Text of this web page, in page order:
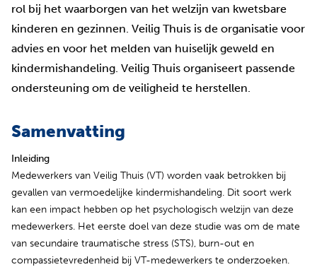
rol bij het waarborgen van het welzijn van kwetsbare
kinderen en gezinnen. Veilig Thuis is de organisatie voor
advies en voor het melden van huiselijk geweld en
kindermishandeling. Veilig Thuis organiseert passende
ondersteuning om de veiligheid te herstellen.
Samenvatting
Inleiding
Medewerkers van Veilig Thuis (VT) worden vaak betrokken bij
gevallen van vermoedelijke kindermishandeling. Dit soort werk
kan een impact hebben op het psychologisch welzijn van deze
medewerkers. Het eerste doel van deze studie was om de mate
van secundaire traumatische stress (STS), burn-out en
compassietevredenheid bij VT-medewerkers te onderzoeken.